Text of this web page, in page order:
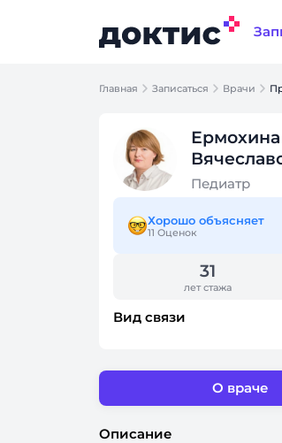
Главная Записаться Врачи
Ермохина
Педиатр
Хорошо объясняет
11 Оценок
31
лет стажа
Вид связи
О враче
Описание